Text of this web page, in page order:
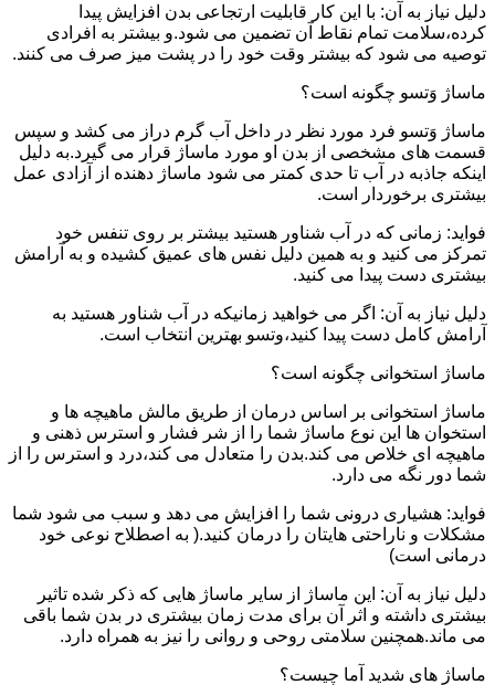
دلیل نیاز به آن: با این کار قابلیت ارتجاعی بدن افزایش پیدا
کرده،سلامت تمام نقاط آن تضمین می شود.و بیشتر به افرادی
توصیه می شود که بیشتر وقت خود را در پشت میز صرف می کنند.
ماساژ وَتسو چگونه است؟
ماساژ وَتسو فرد مورد نظر در داخل آب گرم دراز می کشد و سپس
قسمت های مشخصی از بدن او مورد ماساژ قرار می گیرد.به دلیل
اینکه جاذبه در آب تا حدی کمتر می شود ماساژ دهنده از آزادی عمل
بیشتری برخوردار است.
فواید: زمانی که در آب شناور هستید بیشتر بر روی تنفس خود
تمرکز می کنید و به همین دلیل نفس های عمیق کشیده و به آرامش
بیشتری دست پیدا می کنید.
دلیل نیاز به آن: اگر می خواهید زمانیکه در آب شناور هستید به
آرامش کامل دست پیدا کنید،وتسو بهترین انتخاب است.
ماساژ استخوانی چگونه است؟
ماساژ استخوانی بر اساس درمان از طریق مالش ماهیچه ها و
استخوان ها این نوع ماساژ شما را از شر فشار و استرس ذهنی و
ماهیچه ای خلاص می کند.بدن را متعادل می کند،درد و استرس را از
شما دور نگه می دارد.
فواید: هشیاری درونی شما را افزایش می دهد و سبب می شود شما
مشکلات و ناراحتی هایتان را درمان کنید.( به اصطلاح نوعی خود
درمانی است)
دلیل نیاز به آن: این ماساژ از سایر ماساژ هایی که ذکر شده تاثیر
بیشتری داشته و اثر آن برای مدت زمان بیشتری در بدن شما باقی
می ماند.همچنین سلامتی روحی و روانی را نیز به همراه دارد.
ماساژ های شدید آما چیست؟